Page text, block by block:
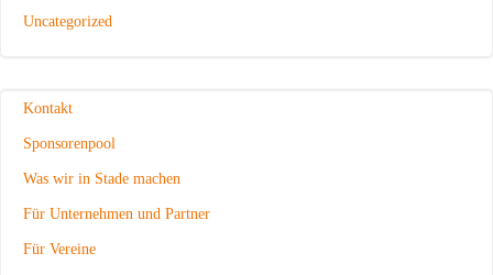
Uncategorized
Kontakt
Sponsorenpool
Was wir in Stade machen
Für Unternehmen und Partner
Für Vereine